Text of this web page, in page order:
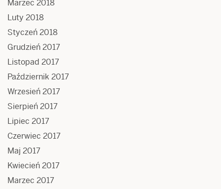
Marzec 2018
Luty 2018
Styczeń 2018
Grudzień 2017
Listopad 2017
Październik 2017
Wrzesień 2017
Sierpień 2017
Lipiec 2017
Czerwiec 2017
Maj 2017
Kwiecień 2017
Marzec 2017